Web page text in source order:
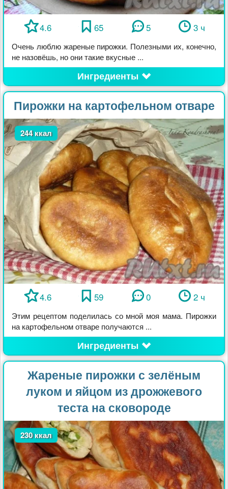
4.6 65 5 3 ч
Очень люблю жареные пирожки. Полезными их, конечно,
не назовёшь, но они такие вкусные ...
Ингредиенты
Пирожки на картофельном отваре
244 ккал
4.6 59 0 2 ч
Этим рецептом поделилась со мной моя мама. Пирожки
на картофельном отваре получаются ...
Ингредиенты
Жареные пирожки с зелёным
луком и яйцом из дрожжевого
теста на сковороде
230 ккал